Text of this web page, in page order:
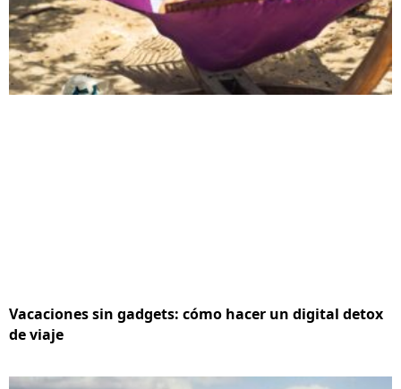
Vacaciones sin gadgets: cómo hacer un digital detox
de viaje